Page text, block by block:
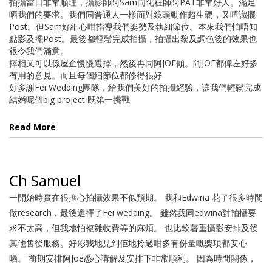
哂我們的要求。我們同普通人一樣面對鏡頭動作超生硬，又唔識擺
Post。但Sam好細心咁指導我們姿勢及執細節位。本來我們怕唔知
點影及擺Post。最後都輕鬆完成拍攝，拍攝出黎及調色後的效果也
很令我們滿意。
擇相又可以係屋企慢慢選擇，然後再同阿JOE傾。阿JOE都俾左好多
有用的意見。而且每個細節位都修得很好
好多謝Fei Wedding團隊，給我們美好的拍攝經驗，讓我們輕鬆完成
結婚呢個big project 既第一挑戰
Read More
Ch Samuel
一開始時實在很擔心拍攝效果不似預期。 我和Edwina 花了很多時間
做research，最後選擇了Fei wedding。 雖然我同edwina對拍攝要
求不太高，但我地怕複雜收費等的麻煩。 也比較著重攝影安排及後
其他售後服務。好彩我地見到佢地拎過咁多有份量嘅獎項都安心
晒。 前期安排阿Joe悉心講解及安排下非常順利。 因為時間關係，